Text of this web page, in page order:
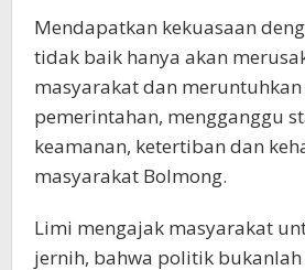
Mendapatkan kekuasaan
tidak baik hanya akan
masyarakat dan
pemerintahan, mengganggu
keamanan, ketertiban dan
masyarakat Bolmong.
Limi mengajak masyarakat
jernih, bahwa politik